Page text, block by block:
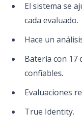
El sistema se
cada evaluado.
Hace un
Batería con 17
confiables.
Evaluaciones
True Identity.